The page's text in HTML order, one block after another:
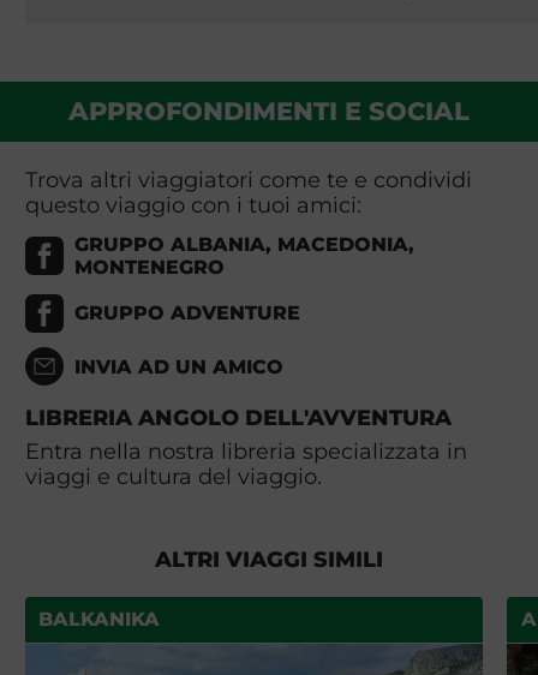
APPROFONDIMENTI E SOCIAL
Trova altri viaggiatori come te e condividi
questo viaggio con i tuoi amici:
GRUPPO ALBANIA, MACEDONIA,
MONTENEGRO
GRUPPO ADVENTURE
INVIA AD UN AMICO
LIBRERIA ANGOLO DELL'AVVENTURA
Entra nella nostra libreria specializzata in
viaggi e cultura del viaggio.
ALTRI VIAGGI SIMILI
BALKANIKA